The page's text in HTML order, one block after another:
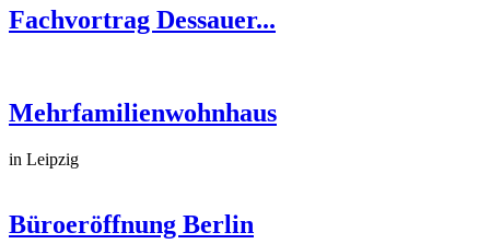
Fachvortrag Dessauer...
Mehrfamilienwohnhaus
in Leipzig
Büroeröffnung Berlin